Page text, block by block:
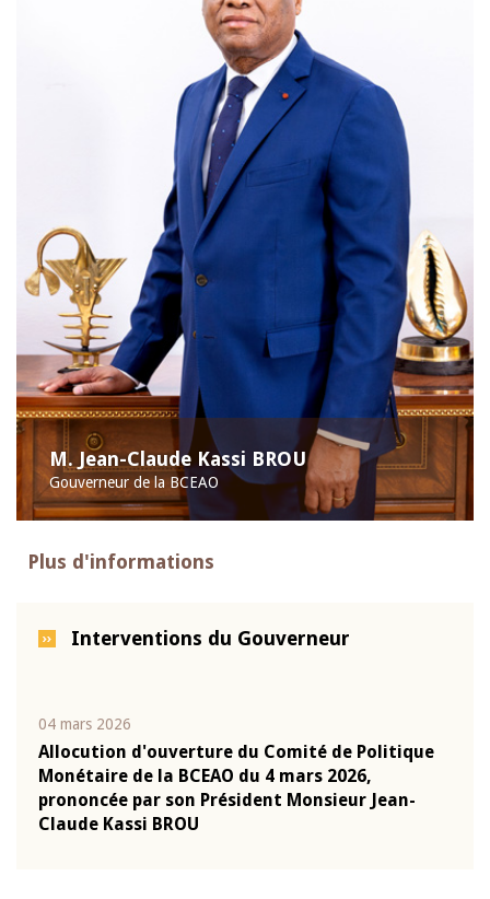
M. Jean-Claude Kassi BROU
Gouverneur de la BCEAO
Plus d'informations
Interventions du Gouverneur
04 mars 2026
Allocution d'ouverture du Comité de Politique
Monétaire de la BCEAO du 4 mars 2026,
prononcée par son Président Monsieur Jean-
Claude Kassi BROU